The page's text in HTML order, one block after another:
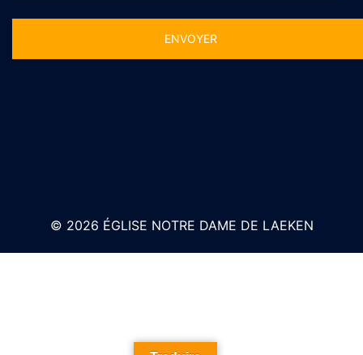
© 2026 ÉGLISE NOTRE DAME DE LAEKEN